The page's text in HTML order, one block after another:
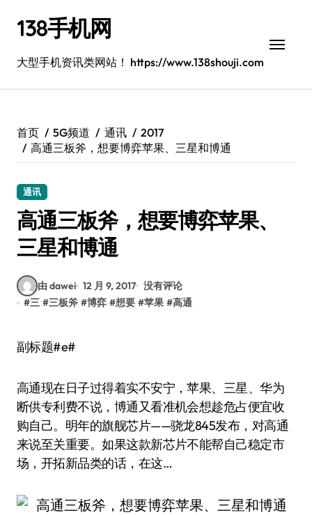
138手机网
大型手机资讯类网站！ https://www.138shouji.com
首页 5G频道 通讯
2017
高通三板斧，想要博弈苹果、三星和博通
通讯
高通三板斧，想要博弈苹果、
三星和博通
由 dawei 12 月 9, 2017 没有评论
#三 #三板斧 #博弈 #想要 #苹果 #高通
副标题#e#
高通现在日子过得着实不安宁，苹果、三星、华为
断供专利费不说，博通又看准机会想趁危占便宜收
购自己。明年的旗舰芯片——骁龙845发布，对高通
来说至关重要。如果这款新芯片不能帮自己稳定市
场，开拓新品类的话，在这…